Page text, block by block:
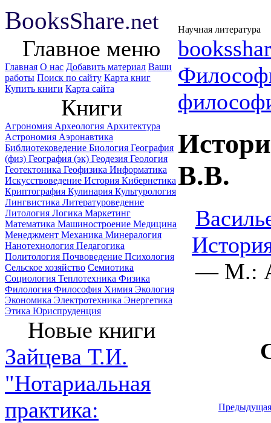
BooksShare.net Научная литература
Главное меню
Главная О нас Добавить материал Ваши
работы Поиск по сайту Карта книг
Купить книги Карта сайта
Книги
Агрономия Археология Архитектура
Астрономия Аэронавтика
Библиотековедение Биология География
(физ) География (эк) Геодезия Геология
Геотектоника Геофизика Информатика
Искусствоведение История Кибернетика
Криптография Кулинария Культурология
Лингвистика Литературоведение
Литология Логика Маркетинг
Математика Машиностроение Медицина
Менеджмент Механика Минералогия
Нанотехнология Педагогика
Политология Почвоведение Психология
Сельское хозяйство Семиотика
Социология Теплотехника Физика
Филология Философия Химия Экология
Экономика Электротехника Энергетика
Этика Юриспруденция
Новые книги
Зайцева Т.И.
"Нотариальная
практика:
B.B.
— М.:
Предыдущая